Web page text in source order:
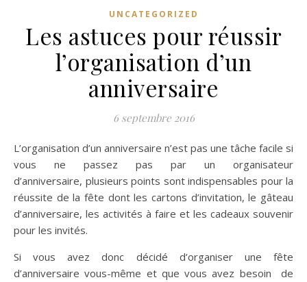
UNCATEGORIZED
Les astuces pour réussir
l’organisation d’un
anniversaire
6 septembre 2016
L’organisation d’un anniversaire n’est pas une tâche facile si
vous ne passez pas par un organisateur
d’anniversaire, plusieurs points sont indispensables pour la
réussite de la fête dont les cartons d’invitation, le gâteau
d’anniversaire, les activités à faire et les cadeaux souvenir
pour les invités.
Si vous avez donc décidé d’organiser une fête
d’anniversaire vous-même et que vous avez besoin de